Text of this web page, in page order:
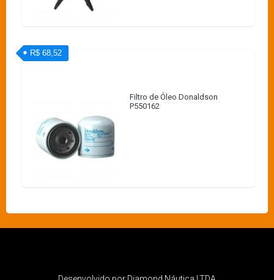
Filtro de Óleo Donaldson
P550162
R$ 68,52